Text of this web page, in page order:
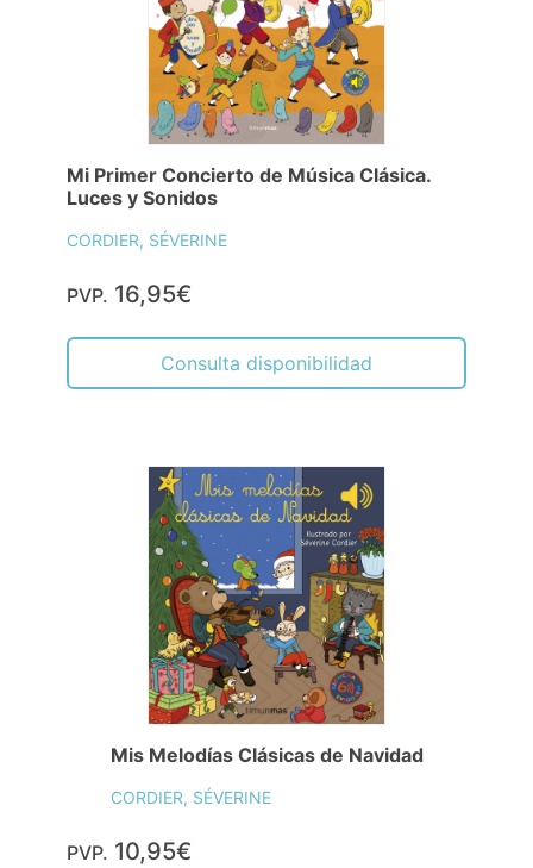
Mi Primer Concierto de Música Clásica.
Luces y Sonidos
CORDIER, SÉVERINE
PVP. 16,95€
Consulta disponibilidad
Mis Melodías Clásicas de Navidad
CORDIER, SÉVERINE
PVP. 10,95€